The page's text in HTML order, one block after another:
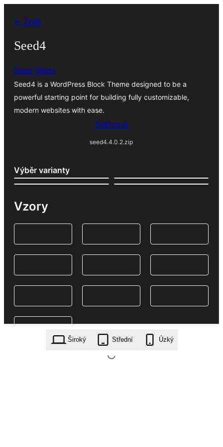
obsah
← Zpět
Seed4
Seed Webs
Seed4 is a WordPress Block Theme designed to be a
powerful starting point for building fully customizable,
modern websites with ease.
Stáhnout
seed4.4.0.2.zip
Výběr varianty
Vzory
Široký Střední Úzký